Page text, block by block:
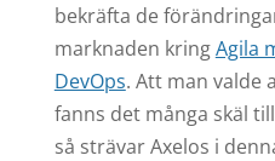
bekräfta de
marknaden kringAgila
DevOps. Att man valde
fanns det många skäl
så strävar Axelos i